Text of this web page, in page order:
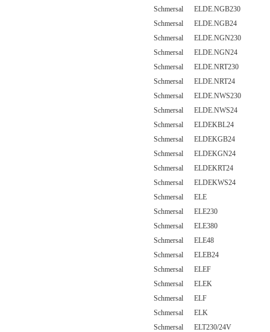
Schmersal ELDE.NGB230
Schmersal ELDE.NGB24
Schmersal ELDE.NGN230
Schmersal ELDE.NGN24
Schmersal ELDE.NRT230
Schmersal ELDE.NRT24
Schmersal ELDE.NWS230
Schmersal ELDE.NWS24
Schmersal ELDEKBL24
Schmersal ELDEKGB24
Schmersal ELDEKGN24
Schmersal ELDEKRT24
Schmersal ELDEKWS24
Schmersal ELE
Schmersal ELE230
Schmersal ELE380
Schmersal ELE48
Schmersal ELEB24
Schmersal ELEF
Schmersal ELEK
Schmersal ELF
Schmersal ELK
Schmersal ELT230/24V